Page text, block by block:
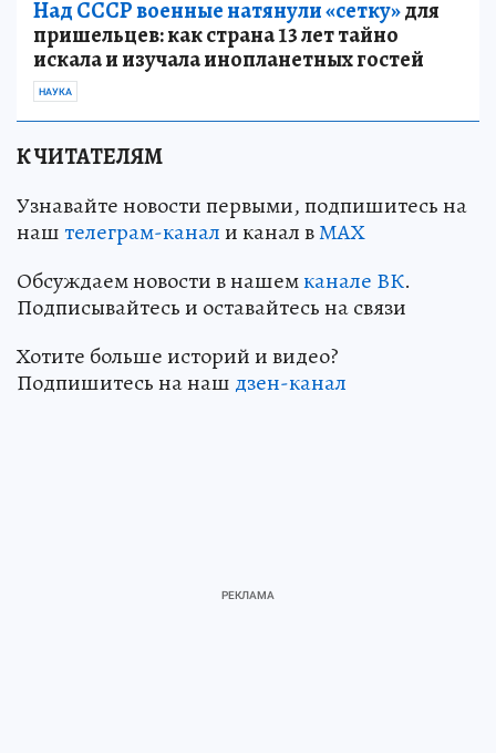
Над СССР военные натянули «сетку»для
пришельцев: как страна 13 лет тайно
искала и изучала инопланетных гостей
НАУКА
К ЧИТАТЕЛЯМ
Узнавайте новости первыми, подпишитесь на
наштелеграм-канали канал вМАХ
Обсуждаем новости в нашемканале ВК.
Подписывайтесь и оставайтесь на связи
Хотите больше историй и видео?
Подпишитесь на наш дзен-канал